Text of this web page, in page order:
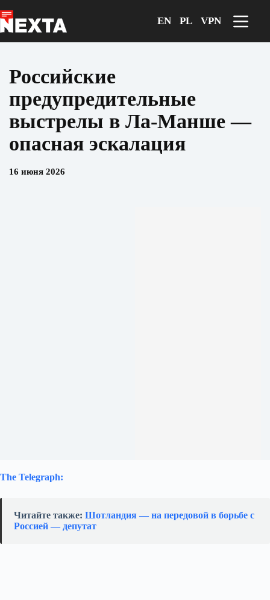
к
сути
EN PL VPN
Российские
предупредительные
выстрелы в Ла-Манше —
опасная эскалация
16 июня 2026
The Telegraph:
Читайте также: Шотландия — на передовой в борьбе с
Россией — депутат